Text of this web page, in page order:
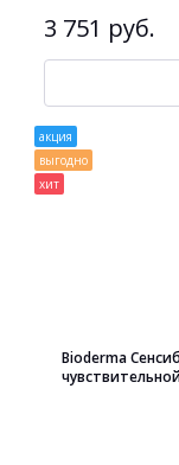
3 751 руб.
акция
выгодно
хит
Bioderma